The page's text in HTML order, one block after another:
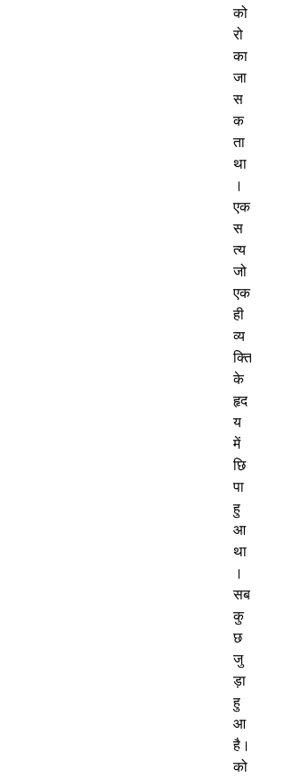
को
रो
का
जा
स
क
ता
था
।
एक
स
त्य
जो
एक
ही
व्य
क्ति
के
हृद
य
में
छि
पा
हु
आ
था
।
सब
कु
छ
जु
ड़ा
हु
आ
है।
को